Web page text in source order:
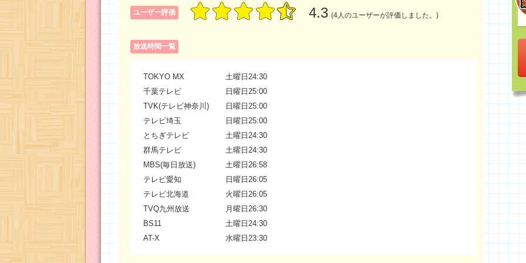
ユーザー評価 4.3 (4人のユーザーが評価しました。)
放送時間一覧
TOKYO MX
土曜日24:30
千葉テレビ
日曜日25:00
TVK(テレビ神奈川)
日曜日25:00
テレビ埼玉
日曜日25:00
とちぎテレビ
土曜日24:30
群馬テレビ
土曜日24:30
MBS(毎日放送)
土曜日26:58
テレビ愛知
日曜日26:05
テレビ北海道
火曜日26:05
TVQ九州放送
月曜日26:30
BS11
土曜日24:30
AT-X
水曜日23:30